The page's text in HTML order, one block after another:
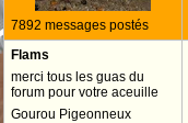
7892 messages postés
Flams
merci tous les guas du
forum pour votre aceuille
Gourou Pigeonneux